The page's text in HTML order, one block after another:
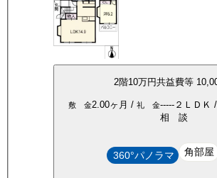
2階10万円共益費等
敷 金2.00ヶ月 / 礼 金-----２ＬＤＫ /
相 談
360°パノラマ 角部屋